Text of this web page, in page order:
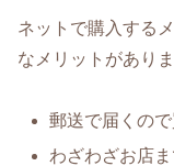
ネットで購入する
なメリットがありま
郵送で届くの
わざわざお店